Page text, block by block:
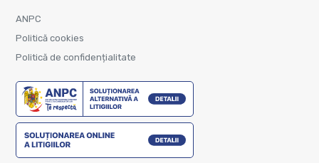
ANPC
Politică cookies
Politică de confidențialitate